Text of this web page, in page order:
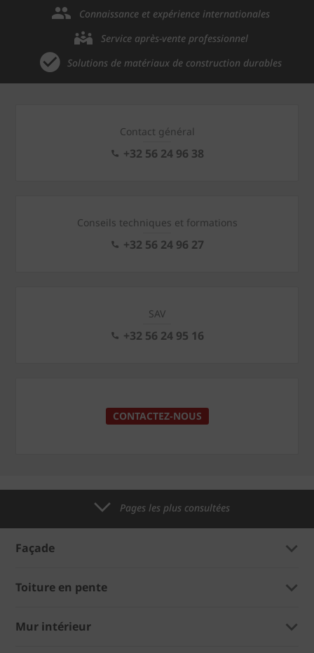
Connaissance et expérience internationales
Service après-vente professionnel
Solutions de matériaux de construction durables
Contact général
+32 56 24 96 38
Conseils techniques et formations
+32 56 24 96 27
SAV
+32 56 24 95 16
CONTACTEZ-NOUS
Pages les plus consultées
Façade
Toiture en pente
Mur intérieur